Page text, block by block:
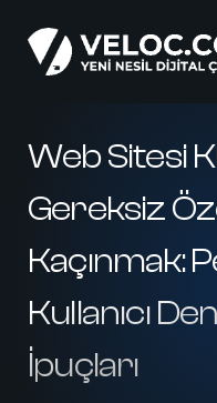
Web Sitesi
Gereksiz
Kaçınmak:
Kullanıcı
İpuçları